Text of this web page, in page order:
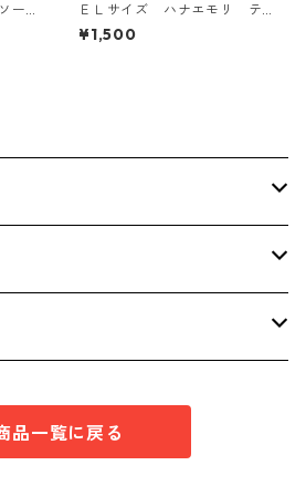
ー
ＥＬサイズ ハナエモリ テ
ーパードパンツ ナース ホ
ワイト KAE-4159
¥1,500
品一覧に戻る